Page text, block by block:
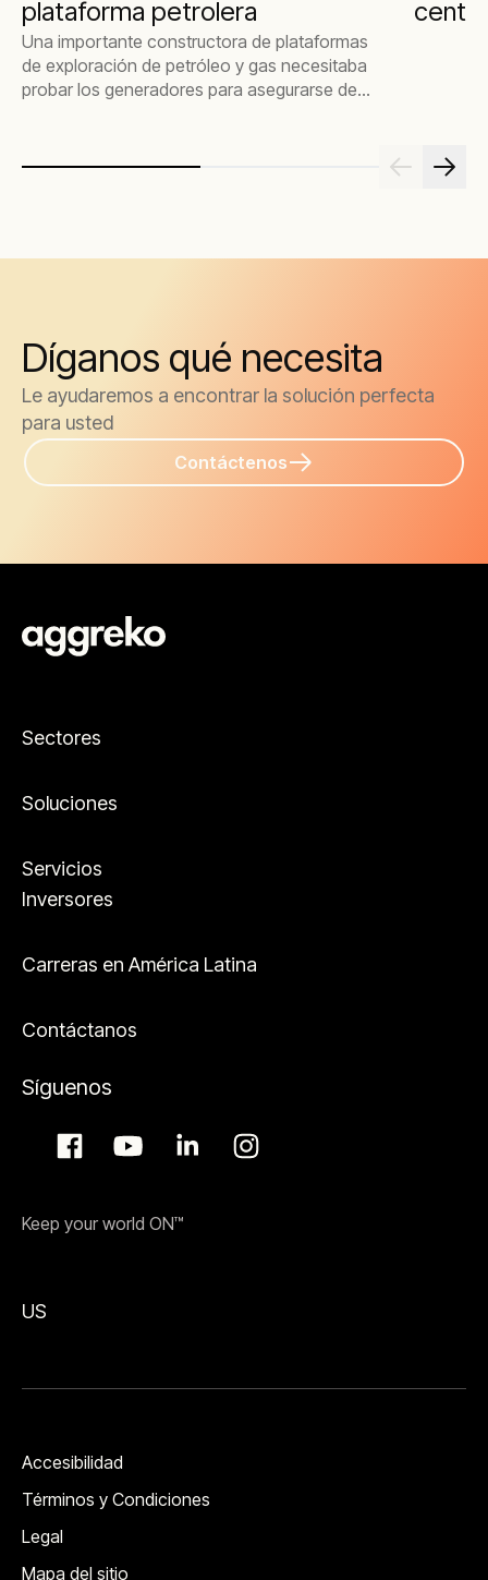
plataforma petrolera
Una importante constructora de plataformas
de exploración de petróleo y gas necesitaba
probar los generadores para asegurarse de
Díganos qué necesita
Le ayudaremos a encontrar la solución perfecta
para usted
Contáctenos
Sectores
Soluciones
Servicios
Inversores
Carreras en América Latina
Contáctanos
Síguenos
Keep your world ON™
US
Accesibilidad
Términos y Condiciones
Legal
Mapa del sitio